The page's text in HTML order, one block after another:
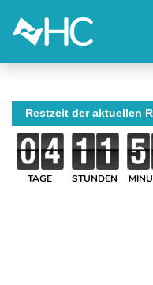
Restzeit der aktuellen
TAGE STUNDEN